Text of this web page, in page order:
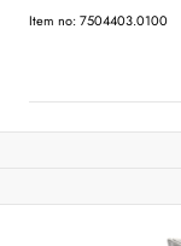
Item no: 7504403.0100